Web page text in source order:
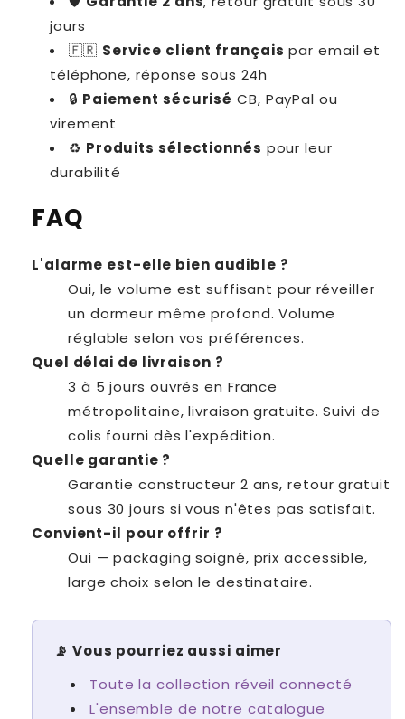
jours
🇫🇷 Service client français par email et
téléphone, réponse sous 24h
🔒 Paiement sécurisé CB, PayPal ou
virement
♻️ Produits sélectionnés pour leur
durabilité
FAQ
L'alarme est-elle bien audible ?
Oui, le volume est suffisant pour réveiller
un dormeur même profond. Volume
réglable selon vos préférences.
Quel délai de livraison ?
3 à 5 jours ouvrés en France
métropolitaine, livraison gratuite. Suivi de
colis fourni dès l'expédition.
Quelle garantie ?
Garantie constructeur 2 ans, retour gratuit
sous 30 jours si vous n'êtes pas satisfait.
Convient-il pour offrir ?
Oui — packaging soigné, prix accessible,
large choix selon le destinataire.
📡 Vous pourriez aussi aimer
Toute la collection réveil connecté
L'ensemble de notre catalogue